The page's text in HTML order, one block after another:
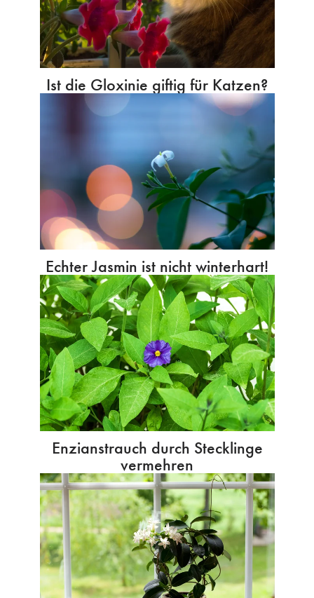
Ist die Gloxinie giftig für Katzen?
Echter Jasmin ist nicht winterhart!
Enzianstrauch durch Stecklinge
vermehren